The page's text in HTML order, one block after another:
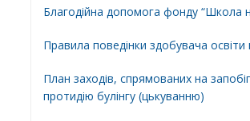
Благодійна допомога фонду “Школа
Правила поведінки здобувача освіти
План заходів, спрямованих на
протидію булінгу (цькуванню)